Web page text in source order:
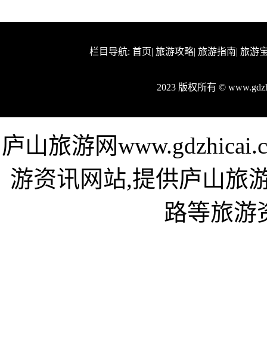
栏目导航: 首页| 旅游攻略| 旅游指南| 旅游
2023 版权所有 ©
庐山旅游网
游资讯网站,提供庐山旅
路等旅游